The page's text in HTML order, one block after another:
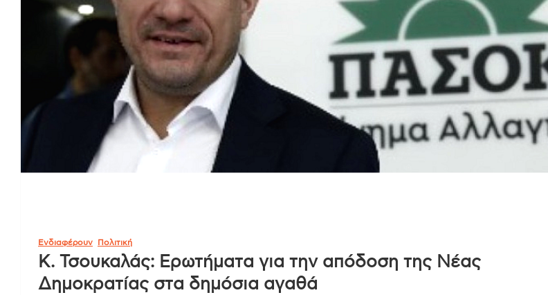
Ενδιαφέρουν Πολιτική
Κ. Τσουκαλάς: Ερωτήματα για την απόδοση της Νέας
Δημοκρατίας στα δημόσια αγαθά